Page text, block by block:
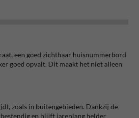
een goed zichtbaar huisnummerbord
goed opvalt. Dit maakt het niet alleen
zoals in buitengebieden. Dankzij de
en blijft jarenlang helder